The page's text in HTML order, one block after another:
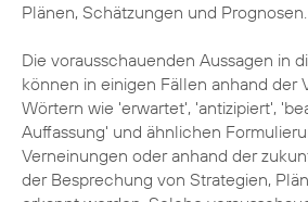
Plänen, Schätzungen und Prognosen.
Die vorausschauenden Aussagen in
können in einigen Fällen anhand der
Wörtern wie 'erwartet', 'antizipiert',
Auffassung' und ähnlichen
Verneinungen oder anhand der
der Besprechung von Strategien,